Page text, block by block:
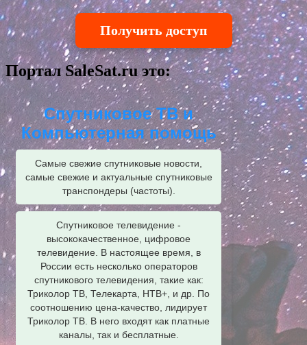
Получить доступ
Портал SaleSat.ru это:
Спутниковое ТВ и
Компьютерная помощь
Самые свежие спутниковые новости,
самые свежие и актуальные спутниковые
транспондеры (частоты).
Спутниковое телевидение -
высококачественное, цифровое
телевидение. В настоящее время, в
России есть несколько операторов
спутникового телевидения, такие как:
Триколор ТВ, Телекарта, НТВ+, и др. По
соотношению цена-качество, лидирует
Триколор ТВ. В него входят как платные
каналы, так и бесплатные.